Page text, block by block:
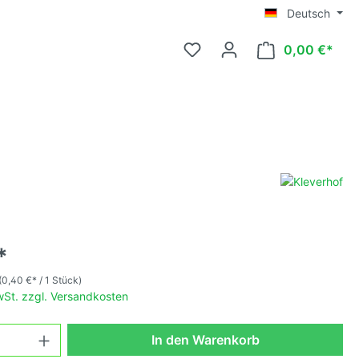
Deutsch
0,00 €*
(0,40 €* / 1 Stück)
zzgl. Versandkosten
In den Warenkorb